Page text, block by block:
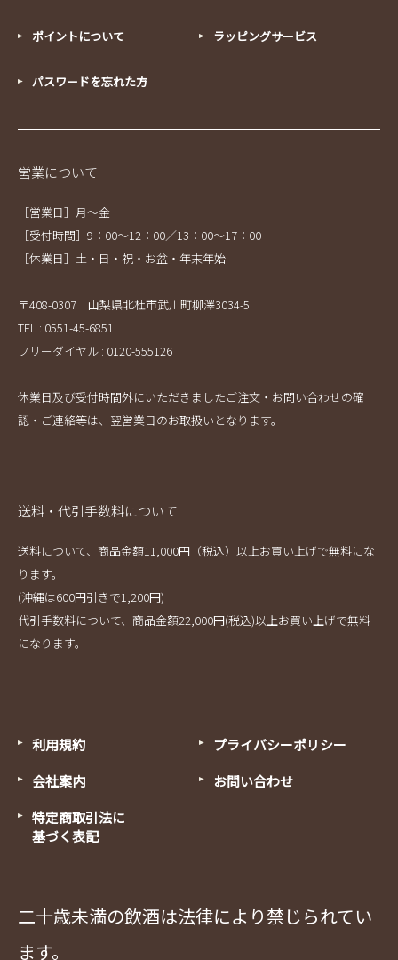
ポイントについて ラッピングサービス
パスワードを忘れた方
営業について
［営業日］月～金
［受付時間］9：00～12：00／13：00～17：00
［休業日］土・日・祝・お盆・年末年始
〒408-0307 山梨県北杜市武川町柳澤3034-5
TEL : 0551-45-6851
フリーダイヤル : 0120-555126
休業日及び受付時間外にいただきましたご注文・お問い合わせの確
認・ご連絡等は、翌営業日のお取扱いとなります。
送料・代引手数料について
送料について、商品金額11,000円（税込）以上お買い上げで無料にな
ります。
(沖縄は600円引きで1,200円)
代引手数料について、商品金額22,000円(税込)以上お買い上げで無料
になります。
利用規約
プライバシーポリシー
会社案内
お問い合わせ
特定商取引法に
基づく表記
二十歳未満の飲酒は法律により禁じられてい
ます。